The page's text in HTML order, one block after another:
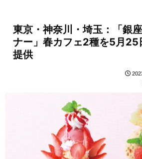
東京・神奈川・埼玉：「銀
ナー」春カフェ2種を5月25
提供